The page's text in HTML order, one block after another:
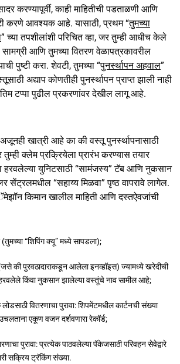
करण्यापूर्वी, काही माहितीची पडताळणी आणि
करणे आवश्यक आहे. यासाठी, प्रथम “तुमच्या
” च्या तपशीलांशी परिचित व्हा, जर तुम्ही आधीच केले
आणि तुमच्या वितरण वेळापत्रकावरील
पुष्टी करा. शेवटी, तुमच्या “पुनर्स्थापन अहवाल”
अद्याप कोणतीही पुनर्स्थापन प्राप्त झाली नाही
टप्पा पुढील प्रकरणांवर देखील लागू आहे.
खात्री आहे का की वस्तू पुनर्स्थापनासाठी
क्लेम प्रक्रियेला प्रारंभ करण्यास तयार
हरवलेल्या युनिटसाठी “सामंजस्य” टॅब आणि नुकसान
सेंट्रलमधील “सहाय्य मिळवा” पृष्ठ वापरावे लागेल.
किमान खालील माहिती आणि दस्तऐवजांची
“शिपिंग क्यू” मध्ये सापडला);
(जसे की पुरवठादाराकडून आलेला इनव्हॉइस) ज्यामध्ये खरेदीची
किंवा नुकसान झालेल्या वस्तूंचे नाव सामील आहे;
वितरणाचा पुरावा: शिपमेंटमधील कार्टनची संख्या
एकूण वजन दर्शवणारा रेकॉर्ड;
पुरावा: प्रत्येक पाठवलेल्या पॅकेजसाठी परिवहन सेवेद्वारे
सक्रिय ट्रॅकिंग संख्या.